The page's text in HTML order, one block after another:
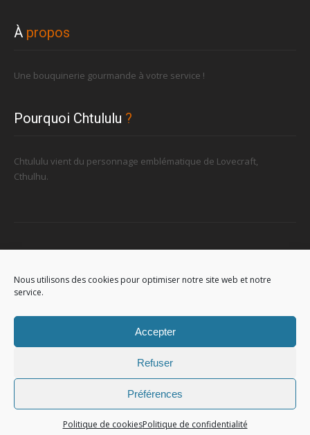
Nous utilisons des cookies pour optimiser notre site web et notre
service.
Accepter
Refuser
Préférences
Politique de cookiesPolitique de confidentialité
À propos
Une bouquinerie gourmande à votre service !
Pourquoi Chtululu ?
Chtululu vient du personnage emblématique de Lovecraft,
Cthulhu.
. All Rights Reserved. L'utilisation de ce site signifie
que vous acceptezles conditions générales.
Politique de confidentialité.